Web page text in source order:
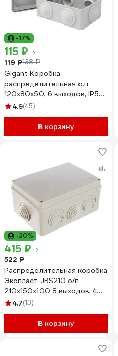
-17%
115 ₽
119 ₽138 ₽
Gigant Коробка
распределительная о.п
120х80х50, 6 выходов, IP55,
44008-1GI
4.9(45)
В корзину
-20%
415 ₽
522 ₽
Распределительная коробка
Экопласт JBS210 о/п
210х150х100 8 выходов, 4
муфты 44016
4.7(13)
В корзину